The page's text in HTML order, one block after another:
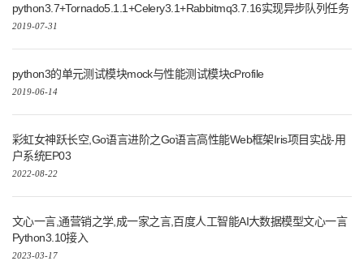
python3.7+Tornado5.1.1+Celery3.1+Rabbitmq3.7.16实现异步队列任务
2019-07-31
python3的单元测试模块mock与性能测试模块cProfile
2019-06-14
彩虹女神跃长空,Go语言进阶之Go语言高性能Web框架Iris项目实战-用
户系统EP03
2022-08-22
文心一言,通营销之学,成一家之言,百度人工智能AI大数据模型文心一言
Python3.10接入
2023-03-17